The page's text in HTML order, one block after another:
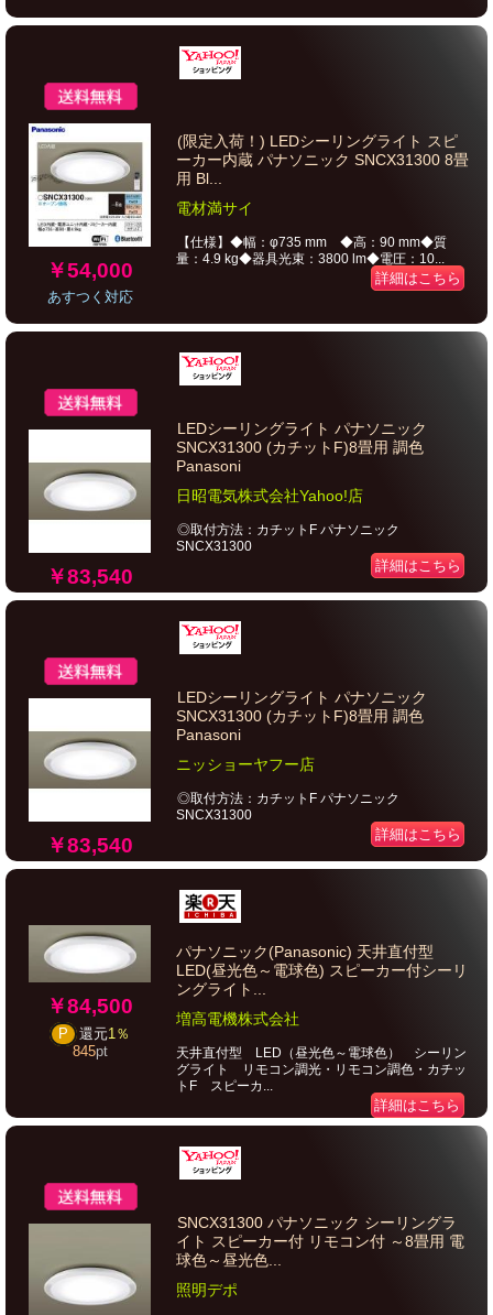
￥54,000
あすつく対応
(限定入荷！) LEDシーリングライト スピ
ーカー内蔵 パナソニック SNCX31300 8畳
用 Bl...
電材満サイ
【仕様】◆幅：φ735 mm ◆高：90 mm◆質
量：4.9 kg◆器具光束：3800 lm◆電圧：10...
詳細はこちら
￥83,540
LEDシーリングライト パナソニック
SNCX31300 (カチットF)8畳用 調色
Panasoni
日昭電気株式会社Yahoo!店
◎取付方法：カチットF パナソニック
SNCX31300
詳細はこちら
￥83,540
LEDシーリングライト パナソニック
SNCX31300 (カチットF)8畳用 調色
Panasoni
ニッショーヤフー店
◎取付方法：カチットF パナソニック
SNCX31300
詳細はこちら
￥84,500
P 還元1％
845pt
パナソニック(Panasonic) 天井直付型
LED(昼光色～電球色) スピーカー付シーリ
ングライト...
増高電機株式会社
天井直付型 LED（昼光色～電球色） シーリン
グライト リモコン調光・リモコン調色・カチッ
トF スピーカ...
詳細はこちら
SNCX31300 パナソニック シーリングラ
イト スピーカー付 リモコン付 ～8畳用 電
球色～昼光色...
照明デポ